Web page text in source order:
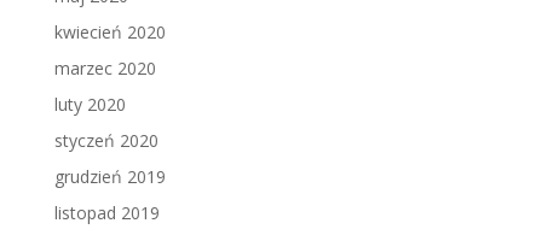
kwiecień 2020
marzec 2020
luty 2020
styczeń 2020
grudzień 2019
listopad 2019